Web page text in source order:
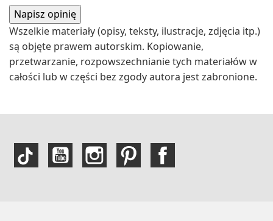
Wszelkie materiały (opisy, teksty, ilustracje, zdjęcia itp.)
są objęte prawem autorskim. Kopiowanie,
przetwarzanie, rozpowszechnianie tych materiałów w
całości lub w części bez zgody autora jest zabronione.